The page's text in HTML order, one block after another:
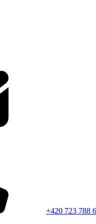
+420 723 788